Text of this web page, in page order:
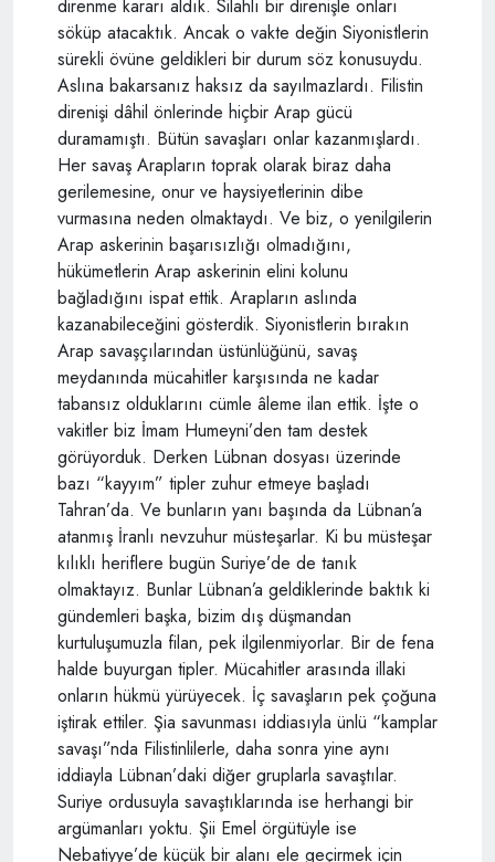
direnme kararı aldık. Silahlı bir direnişle onları
söküp atacaktık. Ancak o vakte değin Siyonistlerin
sürekli övüne geldikleri bir durum söz konusuydu.
Aslına bakarsanız haksız da sayılmazlardı. Filistin
direnişi dâhil önlerinde hiçbir Arap gücü
duramamıştı. Bütün savaşları onlar kazanmışlardı.
Her savaş Arapların toprak olarak biraz daha
gerilemesine, onur ve haysiyetlerinin dibe
vurmasına neden olmaktaydı. Ve biz, o yenilgilerin
Arap askerinin başarısızlığı olmadığını,
hükümetlerin Arap askerinin elini kolunu
bağladığını ispat ettik. Arapların aslında
kazanabileceğini gösterdik. Siyonistlerin bırakın
Arap savaşçılarından üstünlüğünü, savaş
meydanında mücahitler karşısında ne kadar
tabansız olduklarını cümle âleme ilan ettik. İşte o
vakitler biz İmam Humeyni’den tam destek
görüyorduk. Derken Lübnan dosyası üzerinde
bazı “kayyım” tipler zuhur etmeye başladı
Tahran’da. Ve bunların yanı başında da Lübnan’a
atanmış İranlı nevzuhur müsteşarlar. Ki bu müsteşar
kılıklı heriflere bugün Suriye’de de tanık
olmaktayız. Bunlar Lübnan’a geldiklerinde baktık ki
gündemleri başka, bizim dış düşmandan
kurtuluşumuzla filan, pek ilgilenmiyorlar. Bir de fena
halde buyurgan tipler. Mücahitler arasında illaki
onların hükmü yürüyecek. İç savaşların pek çoğuna
iştirak ettiler. Şia savunması iddiasıyla ünlü “kamplar
savaşı”nda Filistinlilerle, daha sonra yine aynı
iddiayla Lübnan’daki diğer gruplarla savaştılar.
Suriye ordusuyla savaştıklarında ise herhangi bir
argümanları yoktu. Şii Emel örgütüyle ise
Nebatiyye’de küçük bir alanı ele geçirmek için